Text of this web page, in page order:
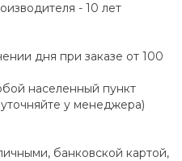
- 10 лет
дня при заказе от 100
населенный пункт
у менеджера)
банковской картой,